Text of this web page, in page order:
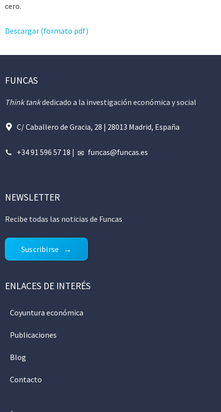
cero.
Descargar (formato pdf)
FUNCAS
Think tankdedicado a la investigación económica y social
C/ Caballero de Gracia, 28 | 28013 Madrid, España
+34 91 596 57 18 | funcas@funcas.es
NEWSLETTER
Recibe todas las noticias de Funcas
Suscribirse
ENLACES DE INTERÉS
Coyuntura económica
Publicaciones
Blog
Contacto